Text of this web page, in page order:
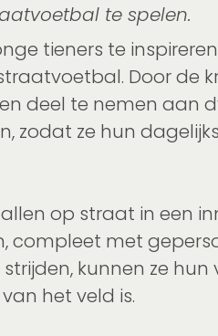
te spelen.
tieners te
Door de
deel te nemen aan
zodat ze hun
op straat in een
compleet met
kunnen ze
het veld is.